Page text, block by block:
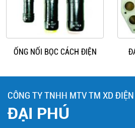
ỐNG NỐI BỌC CÁCH ĐIỆN
CÔNG TY TNHH MTV TM XD ĐIỆN
ĐẠI PHÚ